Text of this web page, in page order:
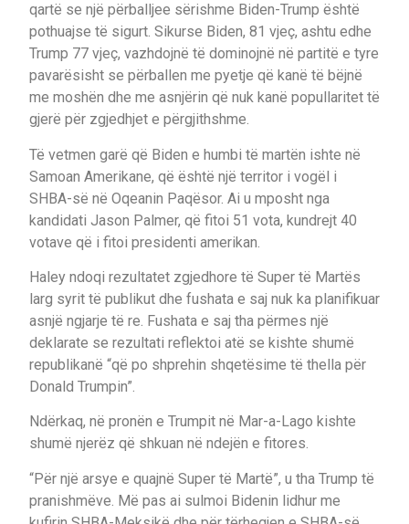
qartë se një përballjee sërishme Biden-Trump është
pothuajse të sigurt. Sikurse Biden, 81 vjeç, ashtu edhe
Trump 77 vjeç, vazhdojnë të dominojnë në partitë e tyre
pavarësisht se përballen me pyetje që kanë të bëjnë
me moshën dhe me asnjërin që nuk kanë popullaritet të
gjerë për zgjedhjet e përgjithshme.
Të vetmen garë që Biden e humbi të martën ishte në
Samoan Amerikane, që është një territor i vogël i
SHBA-së në Oqeanin Paqësor. Ai u mposht nga
kandidati Jason Palmer, që fitoi 51 vota, kundrejt 40
votave që i fitoi presidenti amerikan.
Haley ndoqi rezultatet zgjedhore të Super të Martës
larg syrit të publikut dhe fushata e saj nuk ka planifikuar
asnjë ngjarje të re. Fushata e saj tha përmes një
deklarate se rezultati reflektoi atë se kishte shumë
republikanë “që po shprehin shqetësime të thella për
Donald Trumpin”.
Ndërkaq, në pronën e Trumpit në Mar-a-Lago kishte
shumë njerëz që shkuan në ndejën e fitores.
“Për një arsye e quajnë Super të Martë”, u tha Trump të
pranishmëve. Më pas ai sulmoi Bidenin lidhur me